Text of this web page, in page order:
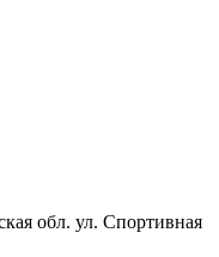
обл. ул. Спортивная